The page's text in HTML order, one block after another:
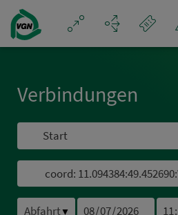
Navigation überspringen
Ver­bin­dungen
▼